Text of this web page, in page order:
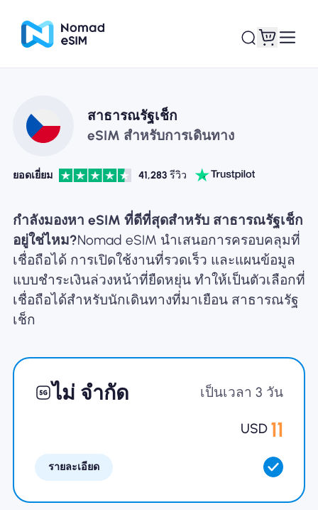
เข้าสู่ระบบ / ลง
ทะเบียน
แผนร้านค้า
เกี่ยวกับ eSIM
สำหรับธุรกิจ
สาธารณรัฐเช็ก
eSIM สำหรับการเดินทาง
ยอดเยี่ยม 41,283 รีวิว
กำลังมองหา eSIM ที่ดีที่สุดสำหรับ สาธารณรัฐเช็ก
อยู่ใช่ไหม?Nomad eSIM นำเสนอการครอบคลุมที่
เชื่อถือได้ การเปิดใช้งานที่รวดเร็ว และแผนข้อมูล
แบบชำระเงินล่วงหน้าที่ยืดหยุ่น ทำให้เป็นตัวเลือกที่
เชื่อถือได้สำหรับนักเดินทางที่มาเยือน สาธารณรัฐ
เช็ก
ไม่ จำกัด เป็นเวลา 3 วัน
USD 11
รายละเอียด